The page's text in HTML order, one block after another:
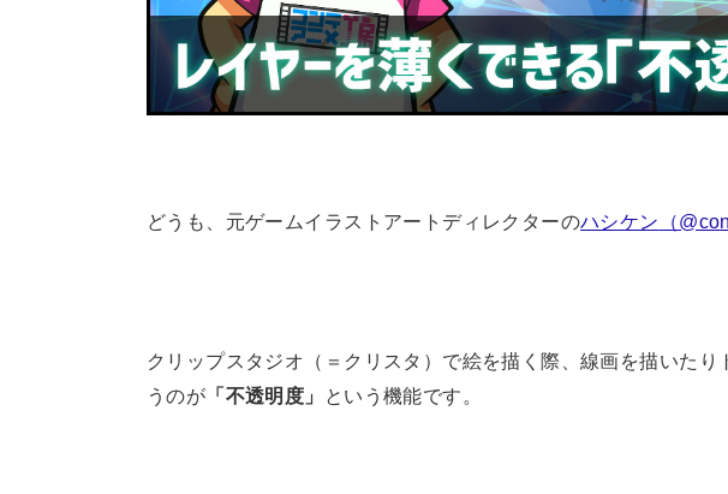
どうも、元ゲームイラストアートディレクターのハシケン （
クリップスタジオ（＝クリスタ）で絵を描く際、線画を描いた
うのが 「不透明度」 という機能です。